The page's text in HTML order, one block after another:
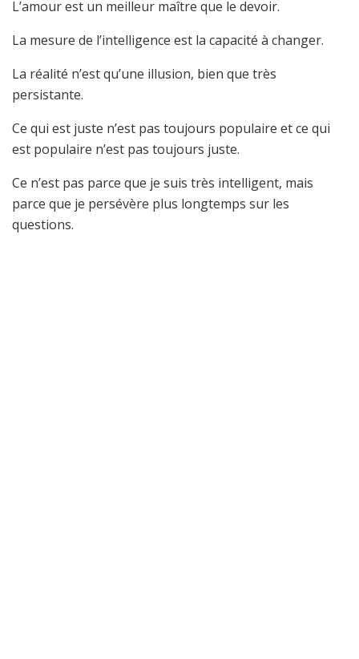
L’amour est un meilleur maître que le devoir.
La mesure de l’intelligence est la capacité à changer.
La réalité n’est qu’une illusion, bien que très
persistante.
Ce qui est juste n’est pas toujours populaire et ce qui
est populaire n’est pas toujours juste.
Ce n’est pas parce que je suis très intelligent, mais
parce que je persévère plus longtemps sur les
questions.